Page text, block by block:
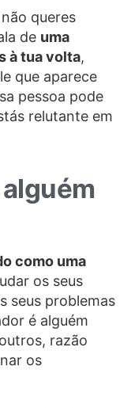
queres
de uma
à tua volta,
que aparece
pessoa pode
relutante em
como uma
os seus
seus problemas
é alguém
razão
os